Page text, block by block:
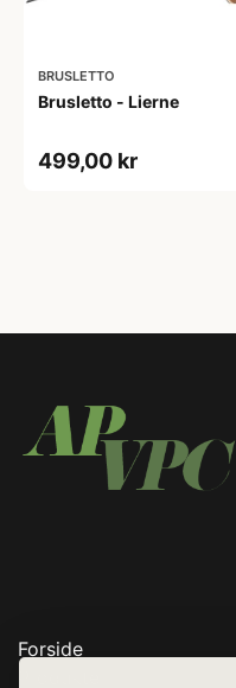
BRUSLETTO
Brusletto - Lierne
499,00 kr
Forside